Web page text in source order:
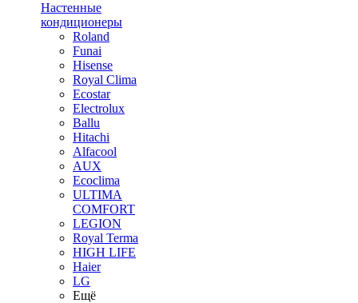
Настенные
кондиционеры
Roland
Funai
Hisense
Royal Clima
Ecostar
Electrolux
Ballu
Hitachi
Alfacool
AUX
Ecoclima
ULTIMA
COMFORT
LEGION
Royal Terma
HIGH LIFE
Haier
LG
Ещё